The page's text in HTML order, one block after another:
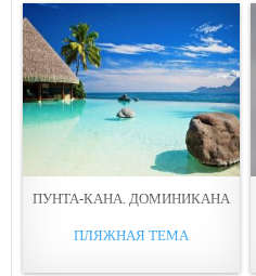
ПУНТА-КАНА. ДОМИНИКАНА
ПЛЯЖНАЯ ТЕМА